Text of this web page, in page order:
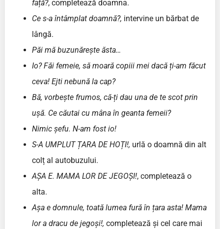
față?, completează doamna.
Ce s-a întâmplat doamnă?, intervine un bărbat de
lângă.
Păi mă buzunărește ăsta…
Io? Făi femeie, să moară copiii mei dacă ți-am făcut
ceva! Ejti nebună la cap?
Bă, vorbește frumos, că-ți dau una de te scot prin
ușă. Ce căutai cu mâna în geanta femeii?
Nimic șefu. N-am fost io!
S-A UMPLUT ȚARA DE HOȚI!, urlă o doamnă din alt
colț al autobuzului.
AȘA E. MAMA LOR DE JEGOȘI!, completează o
alta.
Așa e domnule, toată lumea fură în țara asta! Mama
lor a dracu de jegoși!, completează și cel care mai